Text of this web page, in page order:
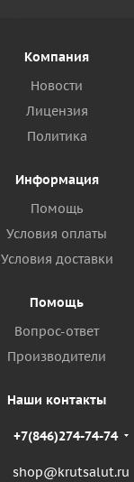
Компания
Новости
Лицензия
Политика
Информация
Помощь
Условия оплаты
Условия доставки
Помощь
Вопрос-ответ
Производители
Наши контакты
+7(846)274-74-74
shop@krutsalut.ru